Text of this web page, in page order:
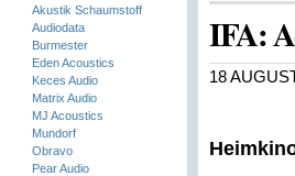
Akustik Schaumstoff
Audiodata
Burmester
Eden Acoustics
Keces Audio
Matrix Audio
MJ Acoustics
Mundorf
Obravo
Pear Audio
IFA:
18